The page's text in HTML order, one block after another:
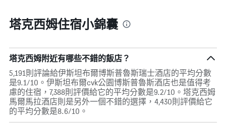
塔克西姆住宿小錦囊
塔克西姆附近有哪些不錯的飯店？
5,191則評論給伊斯坦布爾博斯普魯斯瑞士酒店的平均分數
是9.1/10。伊斯坦布爾cvk公園博斯普魯斯酒店也是值得考
慮的住宿，7,388則評價給它的平均分數是9.2/10。塔克西姆
馬爾馬拉酒店則是另外一個不錯的選擇，4,430則評價給它
的平均分數是8.6/10。